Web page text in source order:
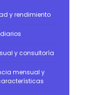
y rendimiento
y consultoría
mensual y